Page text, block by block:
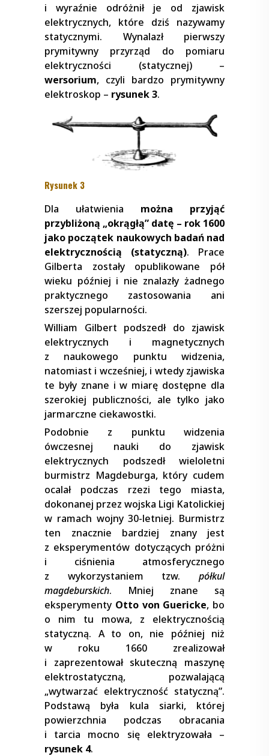
i wyraźnie odróżnił je od zjawisk
elektrycznych, które dziś nazywamy
statycznymi. Wynalazł pierwszy
prymitywny przyrząd do pomiaru
elektryczności (statycznej) –
wersorium, czyli bardzo prymitywny
elektroskop – rysunek 3.
Rysunek 3
Dla ułatwienia można przyjąć
przybliżoną „okrągłą” datę – rok 1600
jako początek naukowych badań nad
elektrycznością (statyczną). Prace
Gilberta zostały opublikowane pół
wieku później i nie znalazły żadnego
praktycznego zastosowania ani
szerszej popularności.
William Gilbert podszedł do zjawisk
elektrycznych i magnetycznych
z naukowego punktu widzenia,
natomiast i wcześniej, i wtedy zjawiska
te były znane i w miarę dostępne dla
szerokiej publiczności, ale tylko jako
jarmarczne ciekawostki.
Podobnie z punktu widzenia
ówczesnej nauki do zjawisk
elektrycznych podszedł wieloletni
burmistrz Magdeburga, który cudem
ocalał podczas rzezi tego miasta,
dokonanej przez wojska Ligi Katolickiej
w ramach wojny 30-letniej. Burmistrz
ten znacznie bardziej znany jest
z eksperymentów dotyczących próżni
i ciśnienia atmosferycznego
z wykorzystaniem tzw. półkul
magdeburskich. Mniej znane są
eksperymenty Otto von Guericke, bo
o nim tu mowa, z elektrycznością
statyczną. A to on, nie później niż
w roku 1660 zrealizował
i zaprezentował skuteczną maszynę
elektrostatyczną, pozwalającą
„wytwarzać elektryczność statyczną”.
Podstawą była kula siarki, której
powierzchnia podczas obracania
i tarcia mocno się elektryzowała –
rysunek 4.